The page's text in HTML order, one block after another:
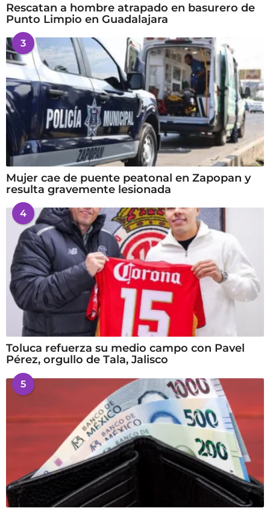
Rescatan a hombre atrapado en basurero de
Punto Limpio en Guadalajara
3
Mujer cae de puente peatonal en Zapopan y
resulta gravemente lesionada
4
Toluca refuerza su medio campo con Pavel
Pérez, orgullo de Tala, Jalisco
5